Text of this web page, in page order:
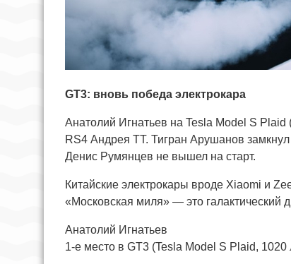
GT3: вновь победа электрокара
Анатолий Игнатьев на Tesla Model S Plaid
RS4 Андрея ТТ. Тигран Арушанов
Денис Румянцев не вышел на старт.
Китайские электрокары вроде Xiaomi и
«Московская миля» — это галактический
Анатолий Игнатьев
1-е место в GT3 (Tesla Model S Plaid, 1020